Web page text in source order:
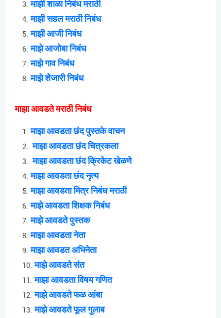
माझी शाळा निबंध मराठी
माझी सहल मराठी निबंध
माझी आजी निबंध
माझे आजोबा निबंध
माझे गाव निबंध
माझे शेजारी निबंध
माझा आवडते मराठी निबंध
माझा आवडता छंद पुस्तके वाचन
माझा आवडता छंद चित्रकला
माझा आवडता छंद क्रिकेट खेळणे
माझा आवडता छंद नृत्य
माझा आवडता मित्र निबंध मराठी
माझे आवडता शिक्षक निबंध
माझे आवडते पुस्तक
माझा आवडता नेता
माझा आवडत अभिनेता
माझे आवडते संत
माझा आवडता विषय गणित
माझे आवडते फळ आंबा
माझे आवडते फूल गुलाब